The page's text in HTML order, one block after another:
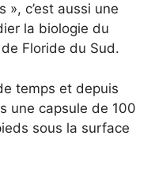
», c’est aussi une
la biologie du
Floride du Sud.
temps et depuis
une capsule de 100
sous la surface